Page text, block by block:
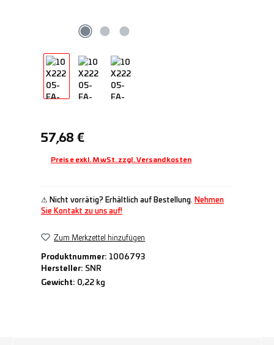
Regulärer Preis:
57,68 €
Preise exkl. MwSt. zzgl. Versandkosten
⚠ Nicht vorrätig? Erhältlich auf Bestellung. Nehmen
Sie Kontakt zu uns auf!
Zum Merkzettel hinzufügen
Produktnummer: 1006793
Hersteller: SNR
Gewicht: 0,22 kg